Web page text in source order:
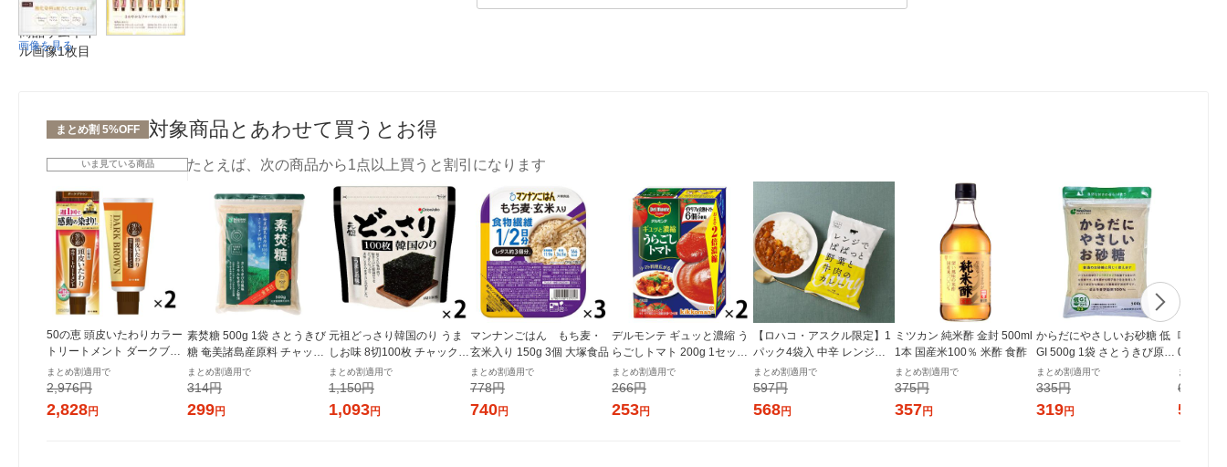
画像を見る
まとめ割 5%OFF 対象商品とあわせて買うとお得
いま見ている商品
50の恵 頭皮いたわりカラー
トリートメント ダークブラ
ウン 150g 1セット（2個）
ロート製薬
まとめ割適用で
2,976円
2,828円
たとえば、次の商品から1点以上買うと割引になります
素焚糖 500g 1袋 さとうきび
糖 奄美諸島産原料 チャック
まとめ割適用で
314円
299円
元祖どっさり韓国のり うま
しお味 8切100枚 チャック付
き 1セット（1個×2）オリオ
ンジャコー
まとめ割適用で
1,150円
1,093円
マンナンごはん もち麦・
玄米入り 150g 3個 大塚食品
まとめ割適用で
778円
740円
デルモンテ ギュッと濃縮 う
らごしトマト 200g 1セット
（1個×2）キッコーマン 紙
パック
まとめ割適用で
266円
253円
【ロハコ・アスクル限定】1
パック4袋入 中辛 レンジで
ぱぱっと野菜と牛肉のカレ
ー 180g 1個 オリジナル レト
ル
まとめ割適用で
597円
568円
ミツカン 純米酢 金封 500ml
1本 国産米100％ 米酢 食酢
まとめ割適用で
375円
357円
からだにやさしいお砂糖 低
GI 500g 1袋 さとうきび原料
100% チャック付き袋 大東
製糖
まとめ割適用で
335円
319円
味の素
00g袋
プの素
まとめ割適
609円
579